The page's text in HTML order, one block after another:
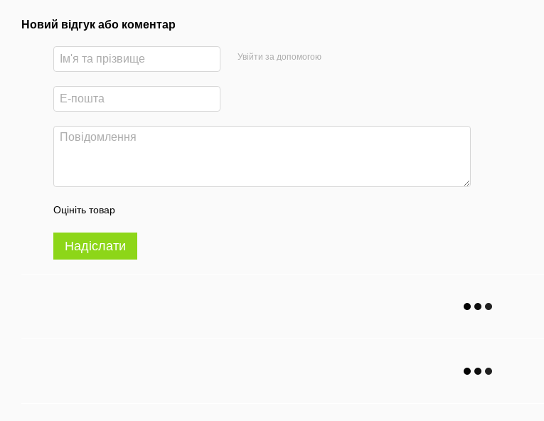
Новий відгук або коментар
Увійти за допомогою
Оцініть товар
Надіслати